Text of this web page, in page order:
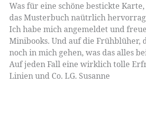
Was für eine schöne bestickte
das Musterbuch naütrlich
Ich habe mich angemeldet und
Minibooks. Und auf die Frühblüher,
noch in mich gehen, was das alles
Auf jeden Fall eine wirklich tolle
Linien und Co. LG. Susanne